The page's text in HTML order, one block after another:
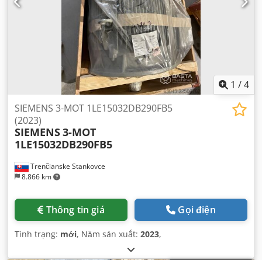
1 /4
Trenčianske Stankovce
8.866 km
SIEMENS 3-MOT 1LE15032DB290FB5
(2023)
SIEMENS3-MOT
1LE15032DB290FB5
Thông tin giá Gọi điện
Tình trạng: mới, Năm sản xuất: 2023,